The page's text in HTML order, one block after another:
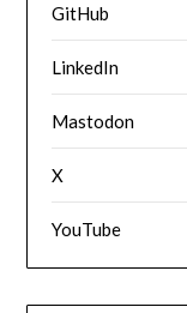
GitHub
LinkedIn
Mastodon
X
YouTube